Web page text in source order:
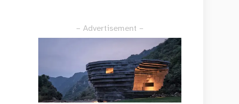
– Advertisement –